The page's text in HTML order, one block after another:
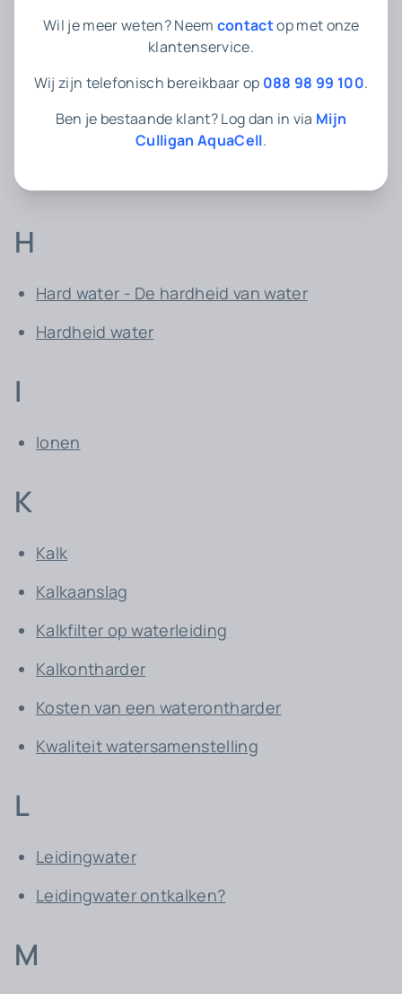
Antikalk
D
Drinkwater in Nederland
H
Hard water - De hardheid van water
Hardheid water
I
Ionen
K
Kalk
Kalkaanslag
Kalkfilter op waterleiding
Kalkontharder
Kosten van een waterontharder
Kwaliteit watersamenstelling
L
Leidingwater
Leidingwater ontkalken?
M
Wil je meer weten? Neem contactop met onze
klantenservice.
Wij zijn telefonisch bereikbaar op 088 98 99 100.
Ben je bestaande klant? Log dan in via Mijn
Culligan AquaCell.